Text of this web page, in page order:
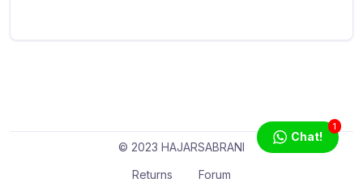
© 2023 HAJARSABRANI
Returns Forum
Chat!
1